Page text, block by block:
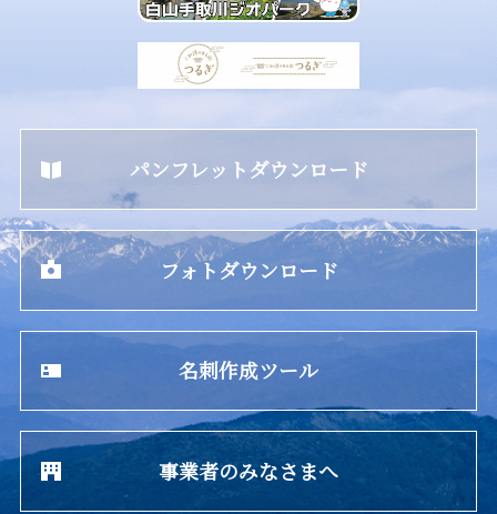
パンフレットダウンロード
フォトダウンロード
名刺作成ツール
事業者のみなさまへ